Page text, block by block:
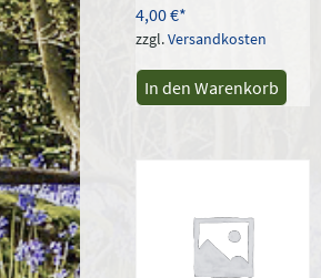
4,00€
zzgl.Versandkosten
In den Warenkorb